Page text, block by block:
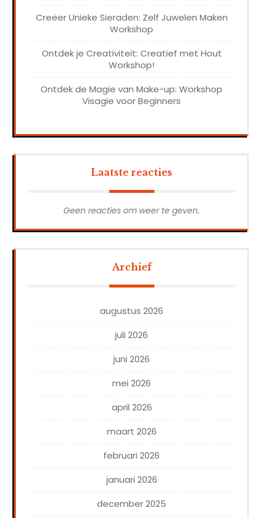
Creëer Unieke Sieraden: Zelf Juwelen Maken
Workshop
Ontdek je Creativiteit: Creatief met Hout
Workshop!
Ontdek de Magie van Make-up: Workshop
Visagie voor Beginners
Laatste reacties
Geen reacties om weer te geven.
Archief
augustus 2026
juli 2026
juni 2026
mei 2026
april 2026
maart 2026
februari 2026
januari 2026
december 2025